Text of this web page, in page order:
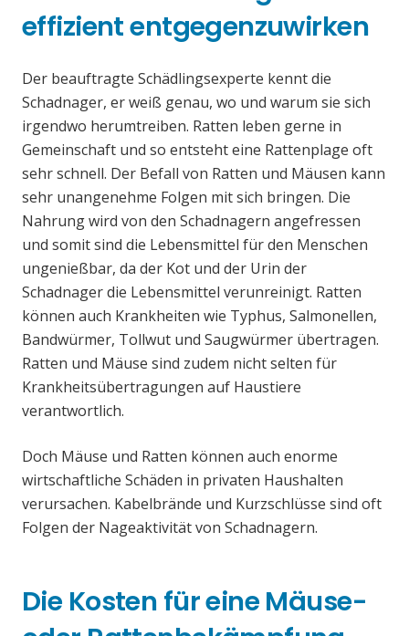
effizient entgegenzuwirken
Der beauftragte Schädlingsexperte kennt die
Schadnager, er weiß genau, wo und warum sie sich
irgendwo herumtreiben. Ratten leben gerne in
Gemeinschaft und so entsteht eine Rattenplage oft
sehr schnell. Der Befall von Ratten und Mäusen kann
sehr unangenehme Folgen mit sich bringen. Die
Nahrung wird von den Schadnagern angefressen
und somit sind die Lebensmittel für den Menschen
ungenießbar, da der Kot und der Urin der
Schadnager die Lebensmittel verunreinigt. Ratten
können auch Krankheiten wie Typhus, Salmonellen,
Bandwürmer, Tollwut und Saugwürmer übertragen.
Ratten und Mäuse sind zudem nicht selten für
Krankheitsübertragungen auf Haustiere
verantwortlich.
Doch Mäuse und Ratten können auch enorme
wirtschaftliche Schäden in privaten Haushalten
verursachen. Kabelbrände und Kurzschlüsse sind oft
Folgen der Nageaktivität von Schadnagern.
Die Kosten für eine Mäuse-